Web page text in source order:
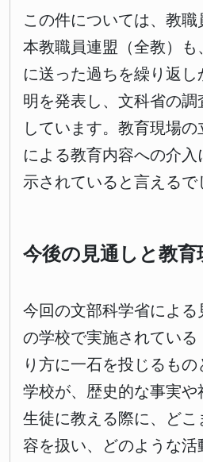
この件については、教職
本教職員連盟（全教）
に送った過ちを繰り返
明を発表し、文科省の
しています。教育現場
による教育内容への介入
示されていると言えるで
今後の見通しと教
今回の文部科学省による
の学校で実施されてい
り方に一石を投じるもの
学校が、歴史的な事実や
生徒に教える際に、どこ
容を扱い、どのような活